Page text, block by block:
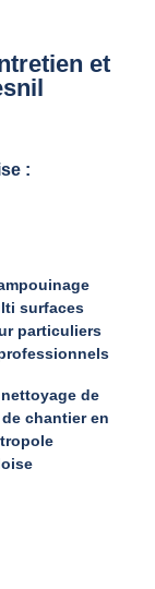
et
:
surfaces
particuliers
de
chantier en